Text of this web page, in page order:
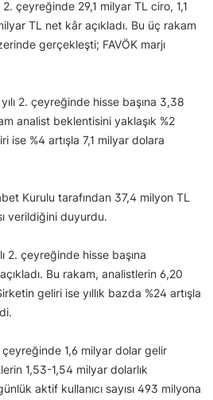
2. çeyreğinde 29,1 milyar TL ciro, 1,1
TL net kâr açıkladı. Bu üç rakam
gerçekleşti; FAVÖK marjı
2. çeyreğinde hisse başına 3,38
analist beklentisini yaklaşık %2
ise %4 artışla 7,1 milyar dolara
Kurulu tarafından 37,4 milyon TL
verildiğini duyurdu.
2. çeyreğinde hisse başına
Bu rakam, analistlerin 6,20
geliri ise yıllık bazda %24 artışla
çeyreğinde 1,6 milyar dolar gelir
1,53-1,54 milyar dolarlık
aktif kullanıcı sayısı 493 milyona